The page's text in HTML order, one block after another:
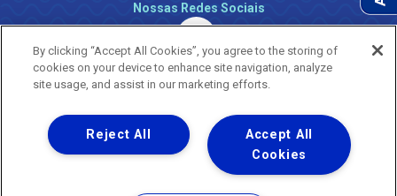
Nossas Redes Sociais
Uma empresa
Copyright ® 2026 - Todos os Direitos Reservados.
Nossa natureza movimenta a vida
By clicking “Accept All Cookies”, you agree to the storing of
cookies on your device to enhance site navigation, analyze
site usage, and assist in our marketing efforts.
Accept All
Cookies
Reject All